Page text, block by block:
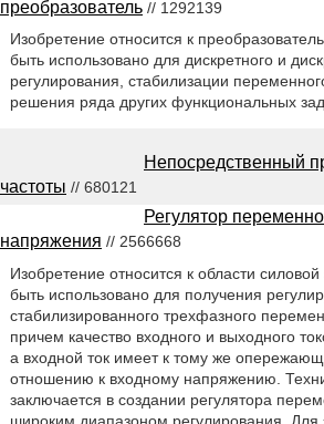
преобразователь // 1292139
Изобретение относится к
быть использовано для дискретного и
регулирования, стабилизации
решения ряда других функциональных
Непосредственный
частоты // 680121
Регулятор
напряжения // 2566668
Изобретение относится к области
быть использовано для получения
стабилизированного трехфазного
причем качество входного и выходного
а входной ток имеет к тому же
отношению к входному напряжению.
заключается в создании регулятора